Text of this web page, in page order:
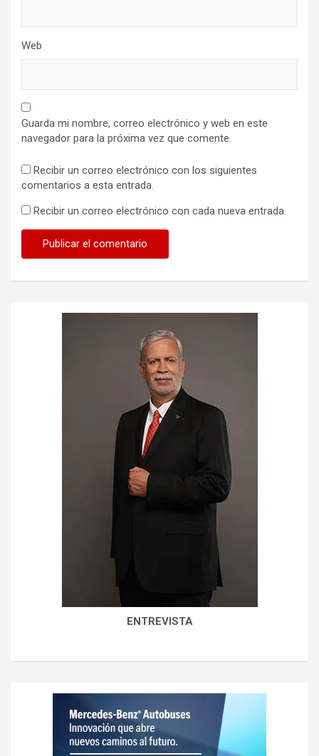
Web
Guarda mi nombre, correo electrónico y web en este
navegador para la próxima vez que comente.
Recibir un correo electrónico con los siguientes
comentarios a esta entrada.
Recibir un correo electrónico con cada nueva entrada.
ENTREVISTA